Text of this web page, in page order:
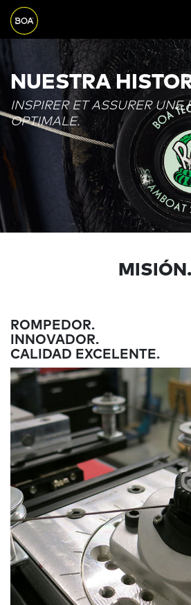
Skip to main content
Begin main content
NUESTRA
INSPIRER ET ASSURER UNE
OPTIMALE.
MISIÓN.
ROMPEDOR.
INNOVADOR.
CALIDAD EXCELENTE.